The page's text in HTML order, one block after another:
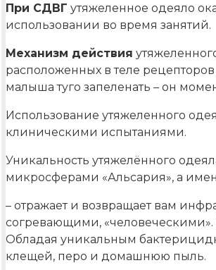
При СДВГ утяжеленное одеяло
использовании во время занятий.
Механизм действия
расположенных в теле
малыша туго запеленать – он
Использование утяжеленного
клиническими испытаниями.
Уникальность утяжелённого
микросферами «Альсария», а
– отражает и возвращает вам
согревающими,
Обладая уникальным
клещей, перо и домашнюю пыль.